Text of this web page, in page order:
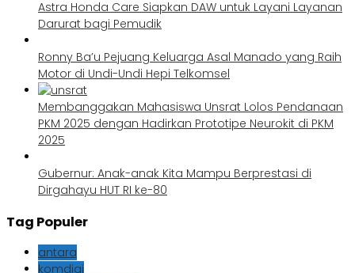
Astra Honda Care Siapkan DAW untuk Layani Layanan
Darurat bagi Pemudik
Ronny Ba’u Pejuang Keluarga Asal Manado yang Raih
Motor di Undi-Undi Hepi Telkomsel
Membanggakan Mahasiswa Unsrat Lolos Pendanaan
PKM 2025 dengan Hadirkan Prototipe Neurokit di PKM
2025
Gubernur: Anak-anak Kita Mampu Berprestasi di
Dirgahayu HUT RI ke-80
Tag Populer
antara
komdigi